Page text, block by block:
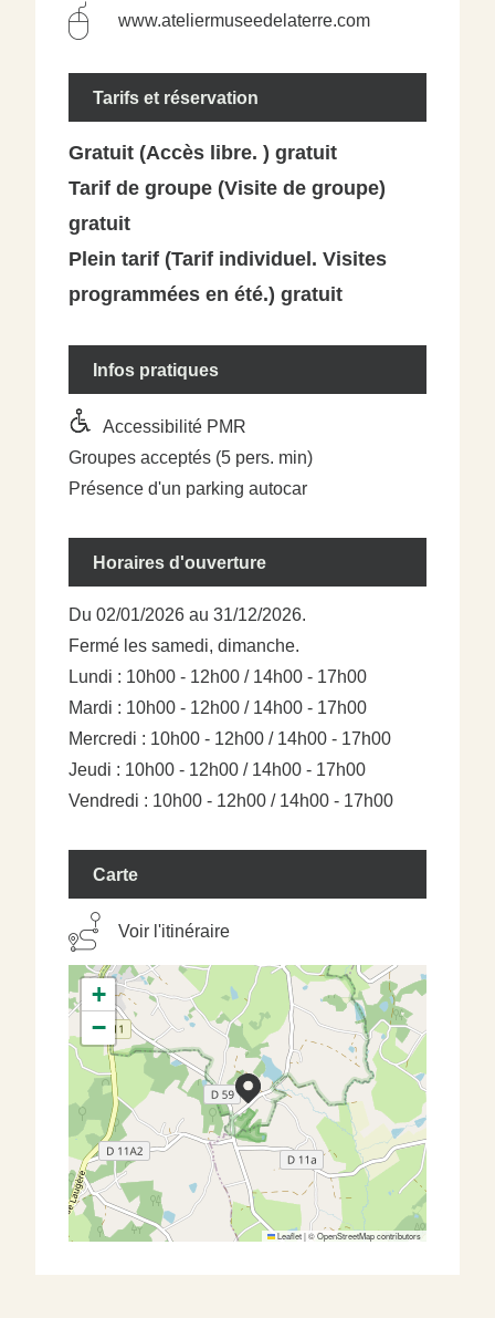
www.ateliermuseedelaterre.com
Tarifs et réservation
Gratuit (Accès libre. ) gratuit
Tarif de groupe (Visite de groupe)
gratuit
Plein tarif (Tarif individuel. Visites
programmées en été.) gratuit
Infos pratiques
Accessibilité PMR
Groupes acceptés (5 pers. min)
Présence d'un parking autocar
Horaires d'ouverture
Du 02/01/2026 au 31/12/2026.
Fermé les samedi, dimanche.
Lundi : 10h00 - 12h00 / 14h00 - 17h00
Mardi : 10h00 - 12h00 / 14h00 - 17h00
Mercredi : 10h00 - 12h00 / 14h00 - 17h00
Jeudi : 10h00 - 12h00 / 14h00 - 17h00
Vendredi : 10h00 - 12h00 / 14h00 - 17h00
Carte
Voir l'itinéraire
+
−
Leaflet|©OpenStreetMapcontributors